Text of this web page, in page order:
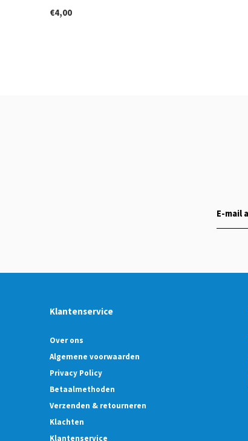
€4,00
Klantenservice
Over ons
Algemene voorwaarden
Privacy Policy
Betaalmethoden
Verzenden & retourneren
Klachten
Klantenservice